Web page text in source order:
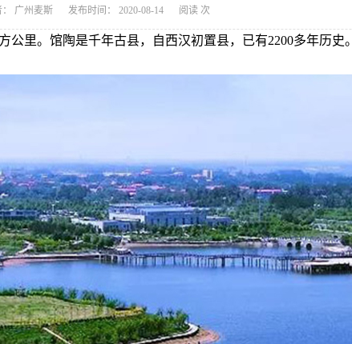
广州麦斯 发布时间： 2020-08-14 阅读 次
里。馆陶是千年古县，自西汉初置县，已有2200多年历史。